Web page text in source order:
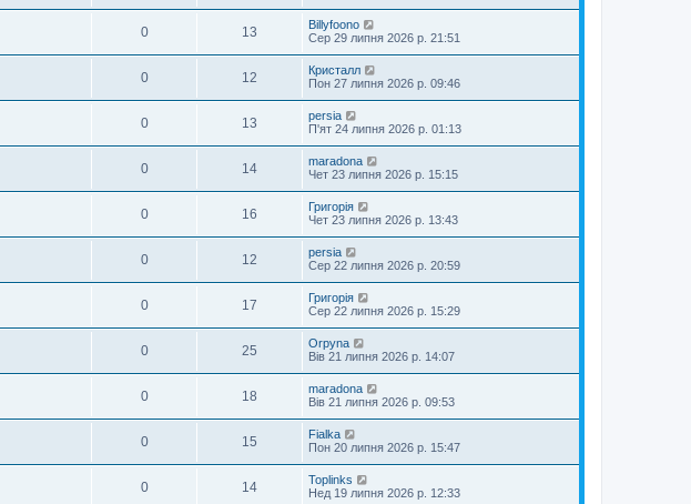
0 13
Billyfoono
Сер 29 липня 2026 р. 21:51
0 12
Кристалл
Пон 27 липня 2026 р. 09:46
0 13
persia
П'ят 24 липня 2026 р. 01:13
0 14
maradona
Чет 23 липня 2026 р. 15:15
0 16
Григорія
Чет 23 липня 2026 р. 13:43
0 12
persia
Сер 22 липня 2026 р. 20:59
0 17
Григорія
Сер 22 липня 2026 р. 15:29
0 25
Orpyna
Вів 21 липня 2026 р. 14:07
0 18
maradona
Вів 21 липня 2026 р. 09:53
0 15
Fialka
Пон 20 липня 2026 р. 15:47
0 14
Toplinks
Нед 19 липня 2026 р. 12:33